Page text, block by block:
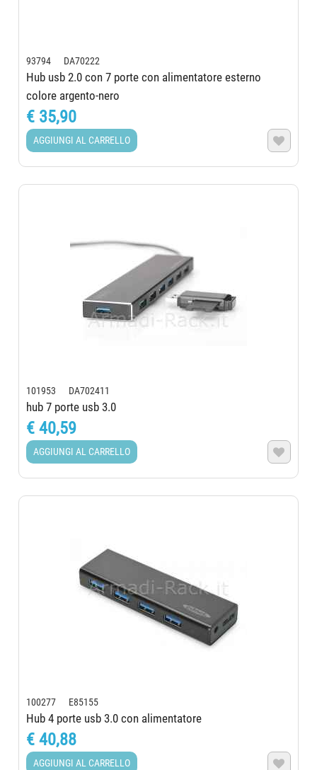
93794 DA70222
Hub usb 2.0 con 7 porte con alimentatore esterno
colore argento-nero
€ 35,90
AGGIUNGI AL CARRELLO 
101953 DA702411
hub 7 porte usb 3.0
€ 40,59
AGGIUNGI AL CARRELLO 
100277 E85155
Hub 4 porte usb 3.0 con alimentatore
€ 40,88
AGGIUNGI AL CARRELLO 